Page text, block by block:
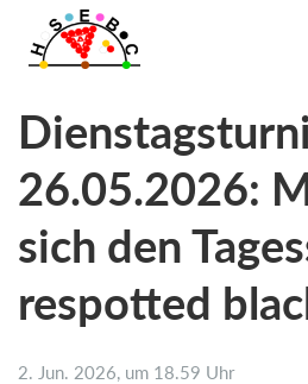
26.05.2026:
sich den
respotted
2. Jun. 2026, um 18.59 Uhr